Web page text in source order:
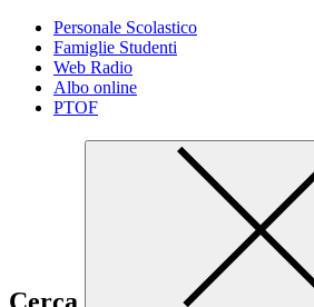
Personale Scolastico
Famiglie Studenti
Web Radio
Albo online
PTOF